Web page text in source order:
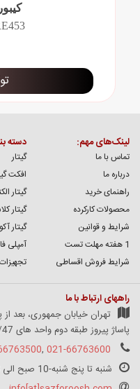
لینک‌های مهم:
تماس با ما
درباره ما
راهنمای خرید
محصولات کارکرده
شرایط و قوانین
1 هفته مهلت تست
شرایط فروش اقساطی
دسته
گیتار
افکت
گیتار
گیتار
گیتار
آمپلی
راههای ارتباط با ما
تهران خیابان جمهوری، بعد
پاساژ پیروز طبقه دوم واحد های 45/46/47
021-66763600
,
شنبه تا پنج شنبه-10 صبح الی 8 شب